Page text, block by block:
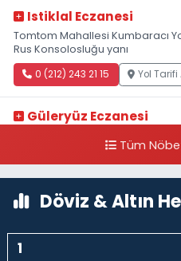
Istiklal Eczanesi
Tomtom Mahallesi Kumbaracı
Rus Konsolosluğu yanı
0 (212) 243 21 15 Yol Tarifi
Güleryüz Eczanesi
kalaycıbahçe Meydana Doğru
Tüm
Döviz & Altın